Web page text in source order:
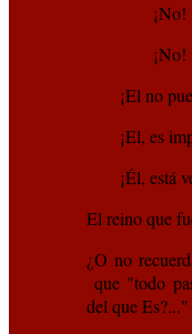
¡No!
¡No!
¡El no
¡El, es
¡Él, está
El reino que
¿O no
que "todo
del que Es?..."